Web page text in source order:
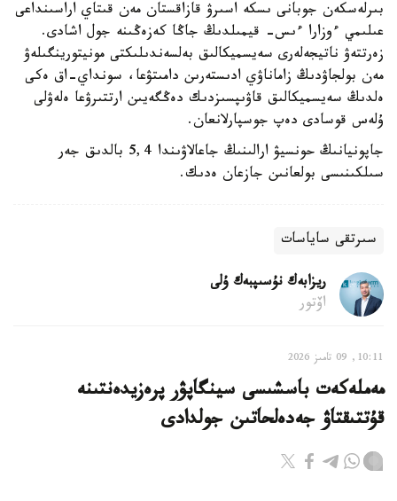
بىرلەسكەن جوبانى ىسكە اسىرۋ قازاقستان مەن قىتاي اراسىنداعى
عىلىمي ءوزارا ءىس- قيمىلدىڭ جاڭا كەزەڭىنە جول اشادى.
زەرتتەۋ ناتيجەلەرى سەيسميكالىق بەلسەندىلىكتى مونيتورينگىلەۋ
مەن بولجاۋدىڭ زاماناۋي ادىستەرىن دامىتۋعا، سونداي-اق ەكى
ەلدىڭ سەيسميكالىق قاۋىپسىزدىك دەڭگەيىن ارتتىرۋعا ەلەۋلى
ۇلەس قوسادى دەپ جوسپارلانعان.
جاپونيانىڭ حونسيۋ ارالىنىڭ جاعالاۋىندا 5,4 بالدىق جەر
سىلكىنىسى بولعانىن جازعان ەدىك.
سىرتقى ساياسات
ريزابەك نۇسىپبەك ۇلى
اۆتور
10:11, 09 تامىز 2026
مەملەكەت باسشىسى سينگاپۋر پرەزيدەنتىنە
قۇتتىقتاۋ جەدەلحاتىن جولدادى